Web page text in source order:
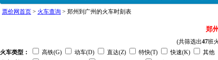
票价网首页 > 火车查询 > 郑州到广州的火车时刻表
郑
(共筛选出47班
火车类型：
高铁(G) 动车(D) 直达(Z) 特快(T) 快速(K)
其他